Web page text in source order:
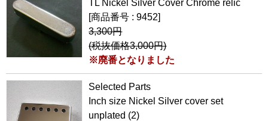
TL Nickel Silver Cover Chrome relic
[商品番号 : 9452]
3,300円
(税抜価格3,000円)
※廃番となりました
Selected Parts
Inch size Nickel Silver cover set
unplated (2)